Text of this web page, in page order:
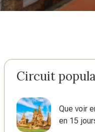
Circuit
Que voir
en 15